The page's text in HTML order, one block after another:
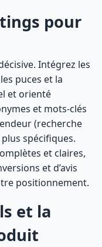
pour
Intégrez les
puces et la
et orienté
et mots-clés
(recherche
spécifiques.
et claires,
et d’avis
positionnement.
et la